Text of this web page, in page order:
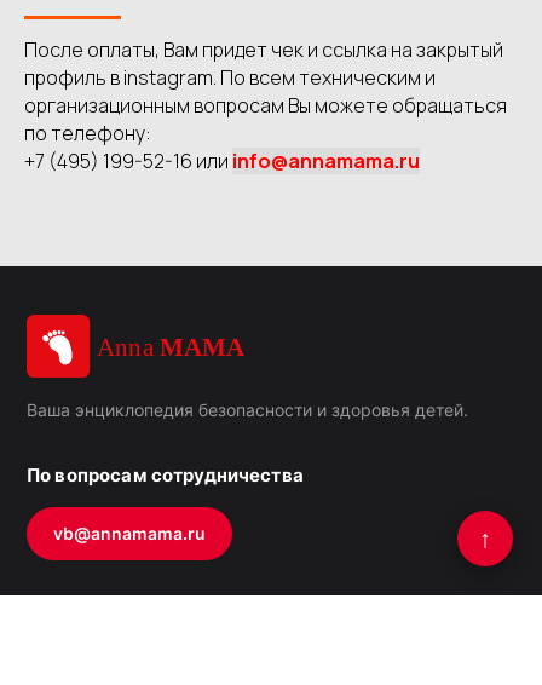
После оплаты, Вам придет чек и ссылка на закрытый
профиль в instagram. По всем техническим и
организационным вопросам Вы можете обращаться
по телефону:
+7 (495) 199-52-16 или info@annamama.ru
Ваша энциклопедия безопасности и здоровья детей.
По вопросам сотрудничества
vb@annamama.ru ↑